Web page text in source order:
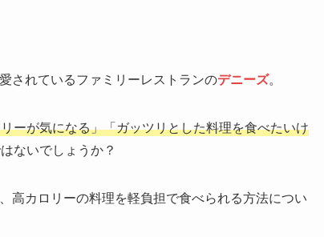
されているファミリーレストランのデニーズ。
ーが気になる」「ガッツリとした料理を食べたいけ
ないでしょうか？
高カロリーの料理を軽負担で食べられる方法につい